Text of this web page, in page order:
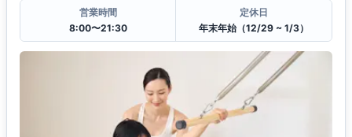
営業時間
8:00〜21:30
定休日
年末年始（12/29 ~ 1/3）